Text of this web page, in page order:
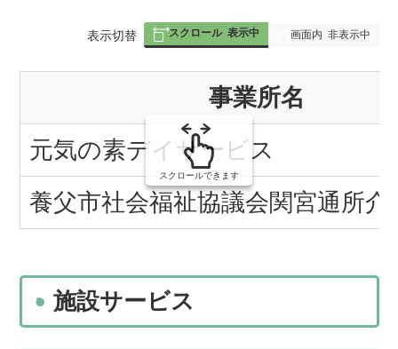
表
組
の
表示切替 スクロール 表示中 画面内 非表示中
事業所名
元気の素デイサービス
養父市社会福祉協議会関宮通所介
スクロールできます
施設サービス